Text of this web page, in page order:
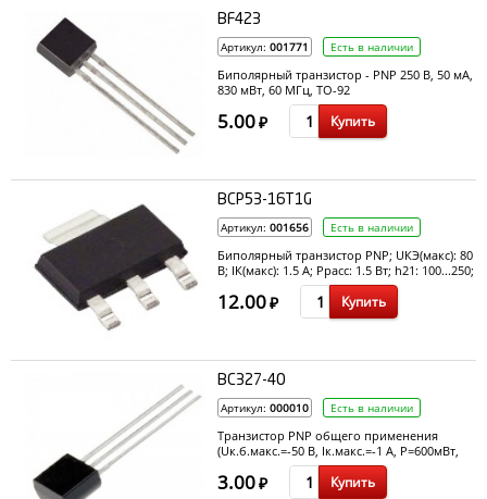
BF423
Артикул: 001771 Есть в наличии
Биполярный транзистор - PNP 250 В, 50 мА,
830 мВт, 60 МГц, TO-92
5.00₽ Купить
BCP53-16T1G
Артикул: 001656 Есть в наличии
Биполярный транзистор PNP; UКЭ(макс): 80
В; IК(макс): 1.5 А; Pрасс: 1.5 Вт; h21: 100...250;
Примечание: High Current Transistor PNP,
SOT-223
12.00₽ Купить
BC327-40
Артикул: 000010 Есть в наличии
Транзистор PNP общего применения
(Uк.б.макс.=-50 В, Ік.макс.=-1 А, P=600мВт,
h21э=630, fгр=100 МГц)
3.00₽ Купить